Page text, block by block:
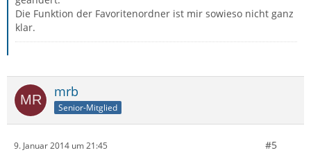
Die Funktion der Favoritenordner ist mir sowieso nicht ganz
klar.
mrb
Senior-Mitglied
9. Januar 2014 um 21:45 #5